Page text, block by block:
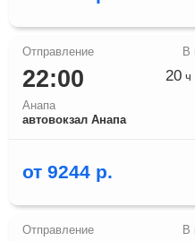
22:00
Анапа
автовокзал Анапа
20ч
от 9244 р.